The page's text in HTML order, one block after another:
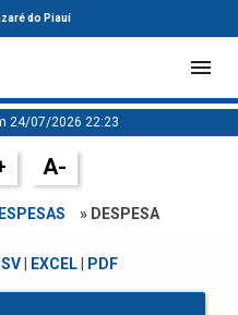
do Piauí
24/07/2026 22:23
A-
» DESPESA
| EXCEL| PDF